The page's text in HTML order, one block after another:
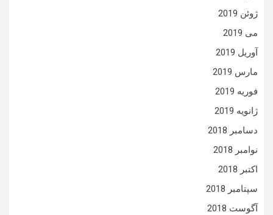
ژوئن 2019
می 2019
آوریل 2019
مارس 2019
فوریه 2019
ژانویه 2019
دسامبر 2018
نوامبر 2018
اکتبر 2018
سپتامبر 2018
آگوست 2018